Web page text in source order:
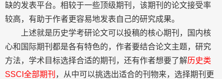
缺的发表平台。相较于一些顶级期刊，该期刊的论文接受率
较高，有助于作者更容易地发表自己的研究成果。
上述就是历史学考研论文可以投稿的核心期刊，国内核
心和国际期刊都是各有特色的，作者要结合论文主题，研究
方法，学术目标选择合适的期刊，还有作者想要了解历史类
SSCI全部期刊 ，从中可以挑选出适合的刊物来，选择期刊更